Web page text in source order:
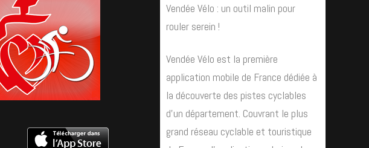
Vendée Vélo : un outil malin pour
rouler serein !
Vendée Vélo est la première
application mobile de France dédiée à
la découverte des pistes cyclables
d’un département. Couvrant le plus
grand réseau cyclable et touristique